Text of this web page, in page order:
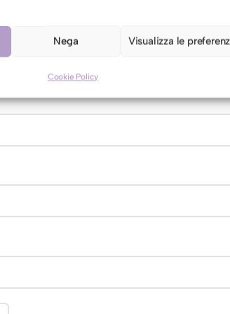
Nega Visualizza le
Cookie Policy